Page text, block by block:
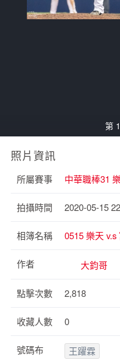
第
照片資訊
所屬賽事 中華職棒31
拍攝時間 2020-05-15
相簿名稱 0515 樂天 v.s
作者 大鈞哥
點擊次數 2,818
收藏人數 0
號碼布 王躍霖